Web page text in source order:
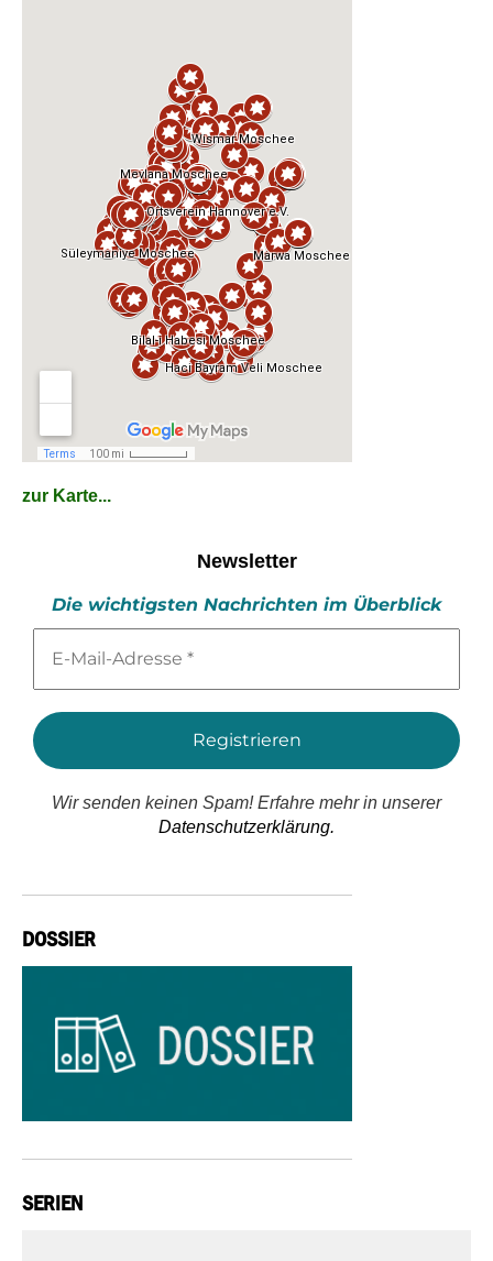
zur Karte...
Newsletter
Die wichtigsten Nachrichten im Überblick
Mail-
*
Wir senden keinen Spam! Erfahre mehr in unserer
Datenschutzerklärung.
DOSSIER
SERIEN